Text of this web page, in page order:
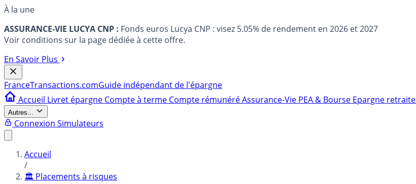
À la une
ASSURANCE-VIE LUCYA CNP : Fonds euros Lucya CNP : visez 5.05% de rendement en 2026 et 2027
Voir conditions sur la page dédiée à cette offre.
En Savoir Plus
FranceTransactions.comGuide indépendant de l'épargne
Accueil Livret épargne Compte à terme Compte rémunéréAssurance-Vie PEA & Bourse Epargne retraite
Autres...
Connexion Simulateurs
Accueil
/
🏛️ Placements à risques